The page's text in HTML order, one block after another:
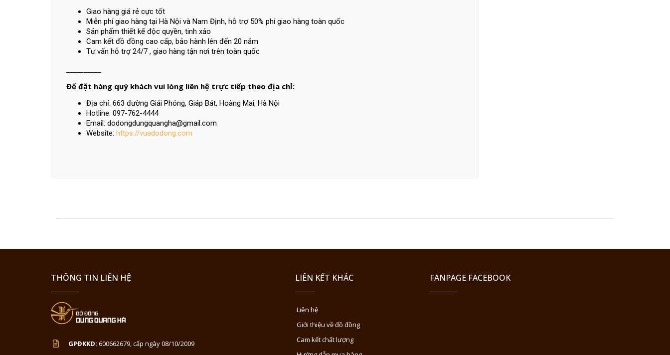
Giao hàng giá rẻ cực tốt
Miễn phí giao hàng tại Hà Nội và Nam Định, hỗ trợ 50% phí giao hàng toàn quốc
Sản phẩm thiết kế độc quyền, tinh xảo
Cam kết đồ đồng cao cấp, bảo hành lên đến 20 năm
Tư vấn hỗ trợ 24/7 , giao hàng tận nơi trên toàn quốc
Để đặt hàng quý khách vui lòng liên hệ trực tiếp theo địa chỉ:
Địa chỉ: 663 đường Giải Phóng, Giáp Bát, Hoàng Mai, Hà Nội
Hotline: 097-762-4444
Email: dodongdungquangha@gmail.com
Website: https://vuadodong.com
THÔNG TIN LIÊN HỆ
GPĐKKD: 600662679, cấp ngày 08/10/2009
LIÊN KẾT KHÁC
Liên hệ
Giới thiệu về đồ đồng
Cam kết chất lượng
FANPAGE FACEBOOK